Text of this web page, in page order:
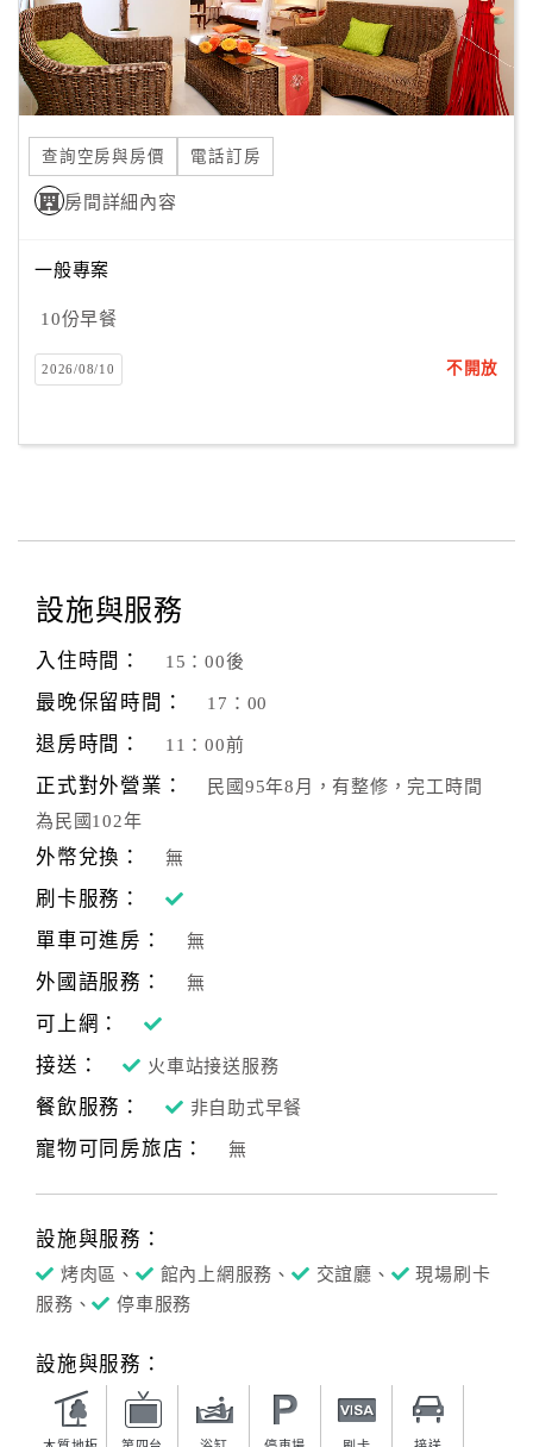
查詢空房與房價 電話訂房
房間詳細內容
一般專案
10份早餐
2026/08/10 不開放
設施與服務
入住時間： 15：00後
最晚保留時間： 17：00
退房時間： 11：00前
正式對外營業：
民國95年8月，有整修，完工時間
為民國102年
外幣兌換： 無
刷卡服務：
單車可進房：
無
外國語服務： 無
可上網：
接送：
火車站接送服務
餐飲服務： 非自助式早餐
寵物可同房旅店： 無
設施與服務：
烤肉區、 館內上網服務、 交誼廳、
現場刷卡
服務、
停車服務
設施與服務：